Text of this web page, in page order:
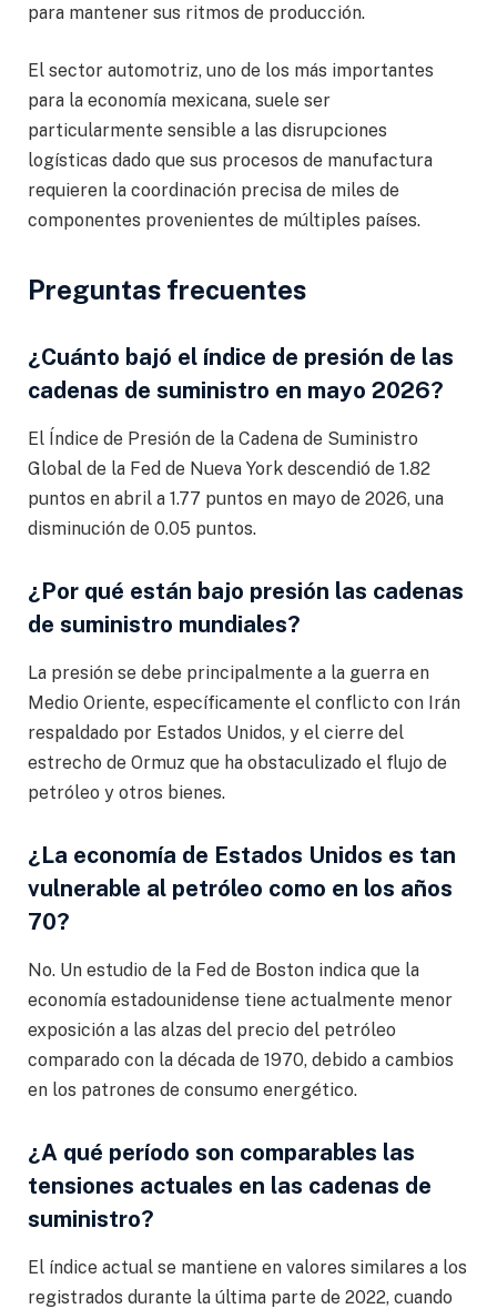
para mantener sus ritmos de producción.
El sector automotriz, uno de los más importantes
para la economía mexicana, suele ser
particularmente sensible a las disrupciones
logísticas dado que sus procesos de manufactura
requieren la coordinación precisa de miles de
componentes provenientes de múltiples países.
Preguntas frecuentes
¿Cuánto bajó el índice de presión de las
cadenas de suministro en mayo 2026?
El Índice de Presión de la Cadena de Suministro
Global de la Fed de Nueva York descendió de 1.82
puntos en abril a 1.77 puntos en mayo de 2026, una
disminución de 0.05 puntos.
¿Por qué están bajo presión las cadenas
de suministro mundiales?
La presión se debe principalmente a la guerra en
Medio Oriente, específicamente el conflicto con Irán
respaldado por Estados Unidos, y el cierre del
estrecho de Ormuz que ha obstaculizado el flujo de
petróleo y otros bienes.
¿La economía de Estados Unidos es tan
vulnerable al petróleo como en los años
70?
No. Un estudio de la Fed de Boston indica que la
economía estadounidense tiene actualmente menor
exposición a las alzas del precio del petróleo
comparado con la década de 1970, debido a cambios
en los patrones de consumo energético.
¿A qué período son comparables las
tensiones actuales en las cadenas de
suministro?
El índice actual se mantiene en valores similares a los
registrados durante la última parte de 2022, cuando